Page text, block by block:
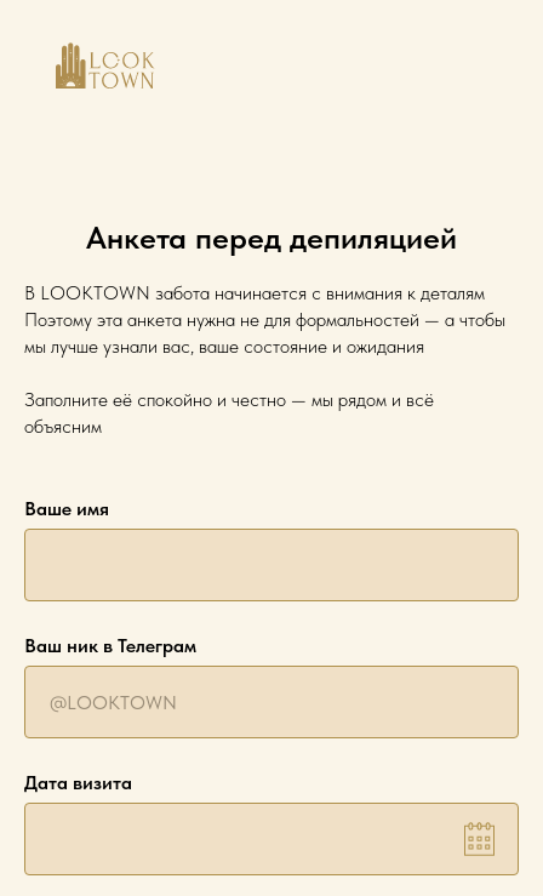
Анкета перед депиляцией
В LOOKTOWN забота начинается с внимания к деталям
Поэтому эта анкета нужна не для формальностей — а чтобы
мы лучше узнали вас, ваше состояние и ожидания
Заполните её спокойно и честно — мы рядом и всё
объясним
Ваше имя
Ваш ник в Телеграм
Дата визита